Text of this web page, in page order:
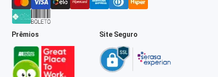
Prêmios Site Seguro